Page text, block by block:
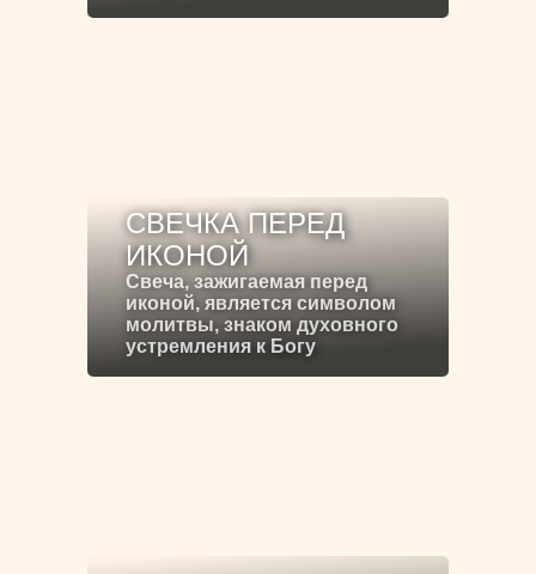
СВЕЧКА ПЕРЕД
ИКОНОЙ
Свеча, зажигаемая перед
иконой, является символом
молитвы, знаком духовного
устремления к Богу